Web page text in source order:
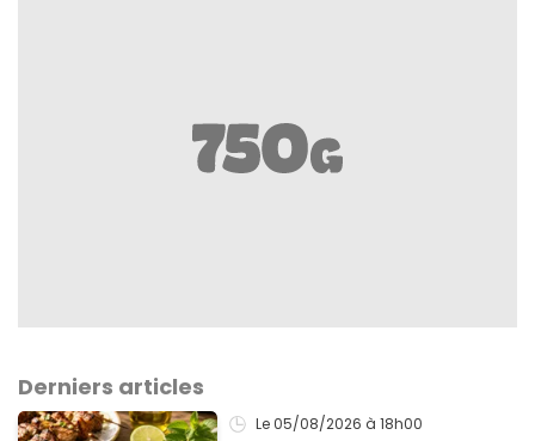
Derniers articles
Le 05/08/2026 à 18h00